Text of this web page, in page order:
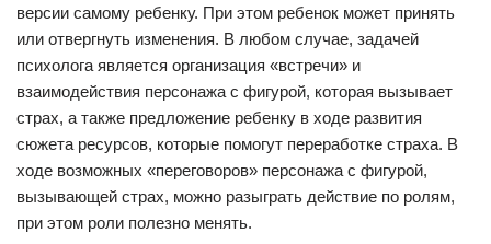
версии самому ребенку. При этом ребенок может принять
или отвергнуть изменения. В любом случае, задачей
психолога является организация «встречи» и
взаимодействия персонажа с фигурой, которая вызывает
страх, а также предложение ребенку в ходе развития
сюжета ресурсов, которые помогут переработке страха. В
ходе возможных «переговоров» персонажа с фигурой,
вызывающей страх, можно разыграть действие по ролям,
при этом роли полезно менять.